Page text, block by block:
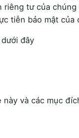
tư của
tiễn bảo mật của
đây
và các mục